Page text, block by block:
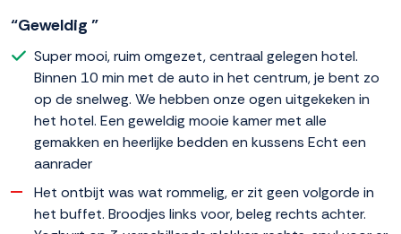
“Geweldig ”
Super mooi, ruim omgezet, centraal gelegen hotel.
Binnen 10 min met de auto in het centrum, je bent zo
op de snelweg. We hebben onze ogen uitgekeken in
het hotel. Een geweldig mooie kamer met alle
gemakken en heerlijke bedden en kussens Echt een
aanrader
Het ontbijt was wat rommelig, er zit geen volgorde in
het buffet. Broodjes links voor, beleg rechts achter.